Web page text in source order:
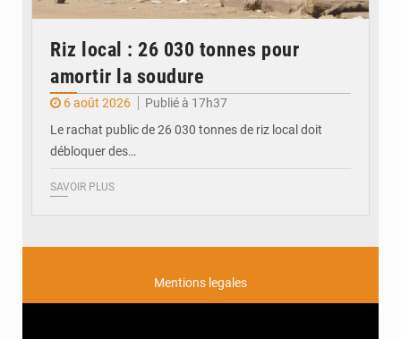
Riz local : 26 030 tonnes pour
amortir la soudure
6 août 2026
Publié à 17h37
Le rachat public de 26 030 tonnes de riz local doit
débloquer des…
SAVOIR PLUS
Mentions legales